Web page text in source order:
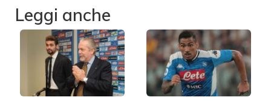
Leggi anche